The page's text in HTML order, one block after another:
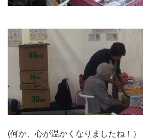
(何か、心が温かくなりましたね！）